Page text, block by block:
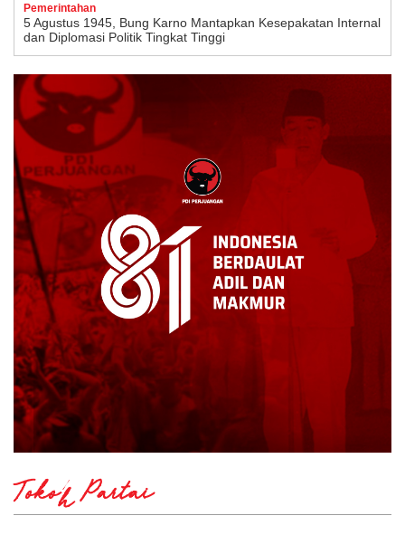
Pemerintahan
5 Agustus 1945, Bung Karno Mantapkan Kesepakatan Internal
dan Diplomasi Politik Tingkat Tinggi
Tokoh Partai